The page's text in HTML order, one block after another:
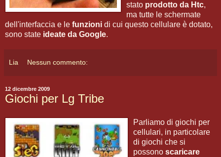
stato prodotto da Htc,
ma tutte le schermate
dell'interfaccia e le funzioni di cui questo cellulare è dotato,
sono state ideate da Google.
Lia Nessun commento:
12 dicembre 2009
Giochi per Lg Tribe
Parliamo di giochi per
cellulari, in particolare
di giochi che si
possono scaricare